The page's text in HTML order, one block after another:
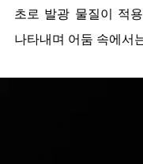
초로 발광 물질이 적
나타내며 어둠 속에서